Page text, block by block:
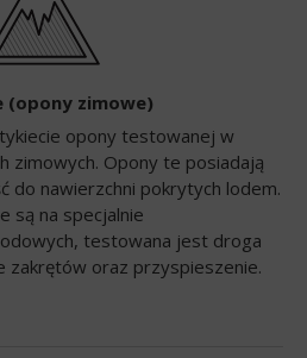
(opony zimowe)
opony testowanej w
zimowych. Opony te posiadają
do nawierzchni pokrytych lodem.
są na specjalnie
testowana jest droga
zakrętów oraz przyspieszenie.